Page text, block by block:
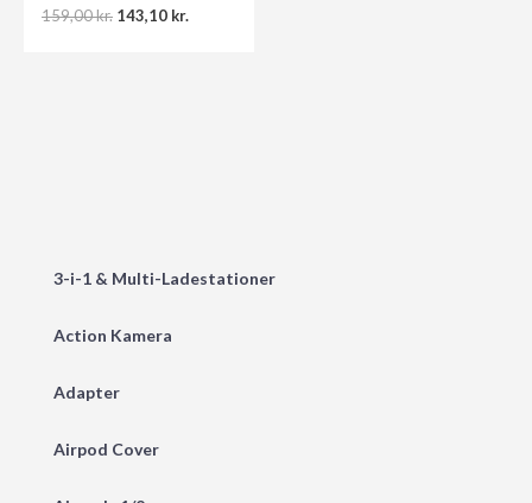
3-i-1 & Multi-Ladestationer
Action Kamera
Adapter
Airpod Cover
159,00kr. Original
143,10 kr.